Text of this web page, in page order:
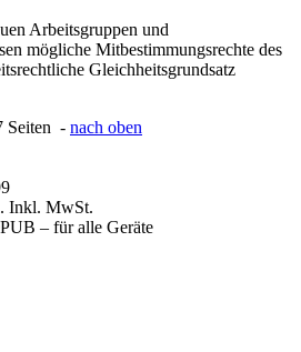
Arbeitsgruppen und
mögliche Mitbestimmungsrechte des
Gleichheitsgrundsatz
Seiten - nach oben
Inkl. MwSt.
– für alle Geräte